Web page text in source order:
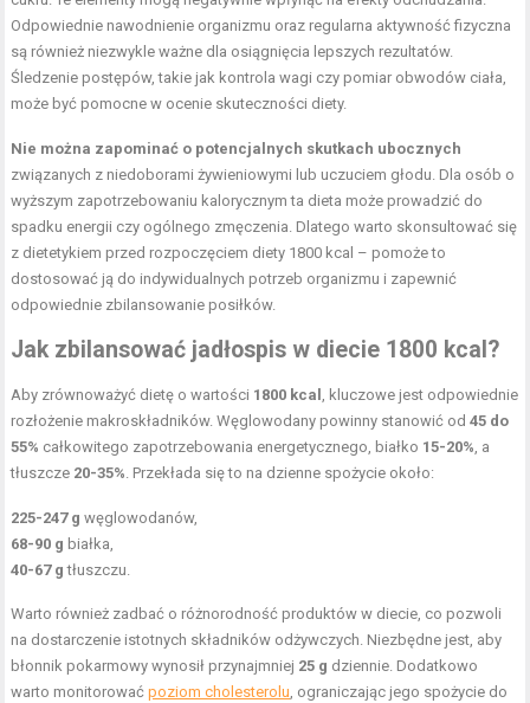
Odpowiednie nawodnienie organizmu oraz regularna aktywność fizyczna
są również niezwykle ważne dla osiągnięcia lepszych rezultatów.
Śledzenie postępów, takie jak kontrola wagi czy pomiar obwodów ciała,
może być pomocne w ocenie skuteczności diety.
Nie można zapominać o potencjalnych skutkach ubocznych
związanych z niedoborami żywieniowymi lub uczuciem głodu. Dla osób o
wyższym zapotrzebowaniu kalorycznym ta dieta może prowadzić do
spadku energii czy ogólnego zmęczenia. Dlatego warto skonsultować się
z dietetykiem przed rozpoczęciem diety 1800 kcal – pomoże to
dostosować ją do indywidualnych potrzeb organizmu i zapewnić
odpowiednie zbilansowanie posiłków.
Jak zbilansować jadłospis w diecie 1800 kcal?
Aby zrównoważyć dietę o wartości 1800 kcal , kluczowe jest odpowiednie
rozłożenie makroskładników. Węglowodany powinny stanowić od45 do
55% całkowitego zapotrzebowania energetycznego, białko 15-20%, a
tłuszcze 20-35%. Przekłada się to na dzienne spożycie około:
225-247 g węglowodanów,
68-90 g białka,
40-67 g tłuszczu.
Warto również zadbać o różnorodność produktów w diecie, co pozwoli
na dostarczenie istotnych składników odżywczych. Niezbędne jest, aby
błonnik pokarmowy wynosił przynajmniej 25 g dziennie. Dodatkowo
warto monitorowaćpoziom cholesterolu, ograniczając jego spożycie do